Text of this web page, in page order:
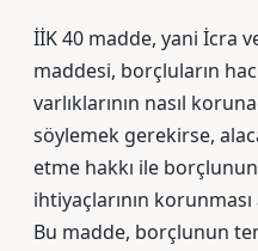
İİK 40 madde, yani İcra
maddesi, borçluların
varlıklarının nasıl
söylemek gerekirse,
etme hakkı ile
ihtiyaçlarının
Bu madde, borçlunun